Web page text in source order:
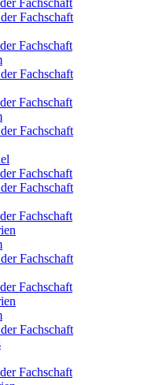
Fachschaft
Fachschaft
Fachschaft
Fachschaft
Fachschaft
Fachschaft
Fachschaft
Fachschaft
Fachschaft
Fachschaft
Fachschaft
Fachschaft
Fachschaft